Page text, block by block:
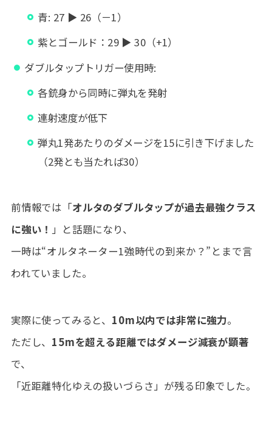
青: 27 ▶ 26（－1）
紫とゴールド：29 ▶ 30（+1）
ダブルタップトリガー使用時:
各銃身から同時に弾丸を発射
連射速度が低下
弾丸1発あたりのダメージを15に引き下げました
（2発とも当たれば30）
前情報では「オルタのダブルタップが過去最強クラス
に強い！ 」と話題になり、
一時は“オルタネーター1強時代の到来か？”とまで言
われていました。
実際に使ってみると、 10m以内では非常に強力。
ただし、 15mを超える距離ではダメージ減衰が顕著
で、
「近距離特化ゆえの扱いづらさ」が残る印象でした。